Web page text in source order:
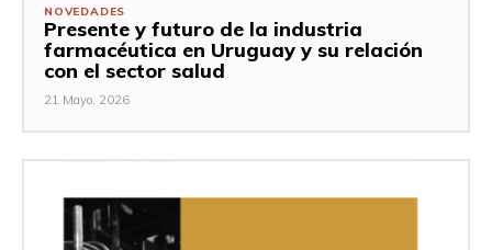
NOVEDADES
Presente y futuro de la industria
farmacéutica en Uruguay y su relación
con el sector salud
21 Mayo, 2026